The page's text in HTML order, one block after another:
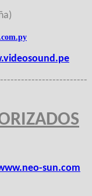
sun.com